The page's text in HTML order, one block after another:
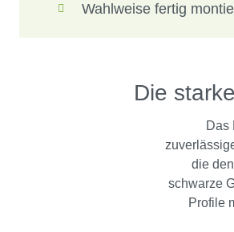
Wahlweise fertig
Die
Das
die
schwarze
Profile